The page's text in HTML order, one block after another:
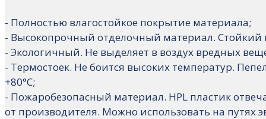
- Полностью влагостойкое покрытие материала;
- Высокопрочный отделочный материал.
- Экологичный. Не выделяет в воздух вредных
- Термостоек. Не боится высоких температур.
+80°С;
- Пожаробезопасный материал. HPL пластик
от производителя. Можно использовать на путях